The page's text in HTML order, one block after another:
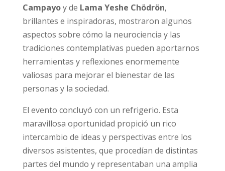
Campayoy de Lama Yeshe Chödrön,
brillantes e inspiradoras, mostraron algunos
aspectos sobre cómo la neurociencia y las
tradiciones contemplativas pueden aportarnos
herramientas y reflexiones enormemente
valiosas para mejorar el bienestar de las
personas y la sociedad.
El evento concluyó con un refrigerio. Esta
maravillosa oportunidad propició un rico
intercambio de ideas y perspectivas entre los
diversos asistentes, que procedían de distintas
partes del mundo y representaban una amplia